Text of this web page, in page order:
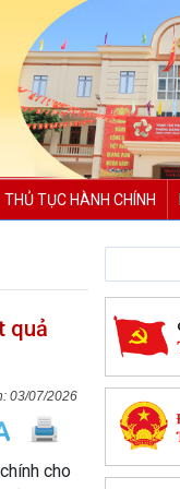
THỦ TỤC HÀNH CHÍNH
quả
03/07/2026
cho